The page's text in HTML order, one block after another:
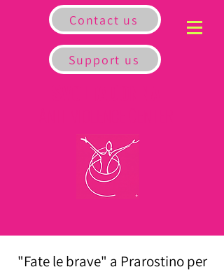
Contact us
Support us
"Fate le brave" a Prarostino per